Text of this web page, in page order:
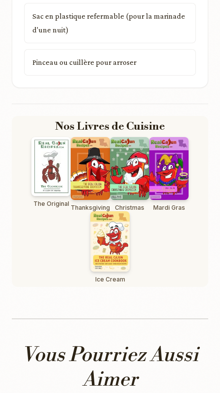
Sac en plastique refermable (pour la marinade
d'une nuit)
Pinceau ou cuillère pour arroser
Nos Livres de Cuisine
The Original Thanksgiving Christmas Mardi Gras
Ice Cream
Vous Pourriez Aussi
Aimer